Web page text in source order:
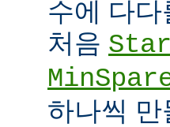
수에 다
처음
하나씩 만